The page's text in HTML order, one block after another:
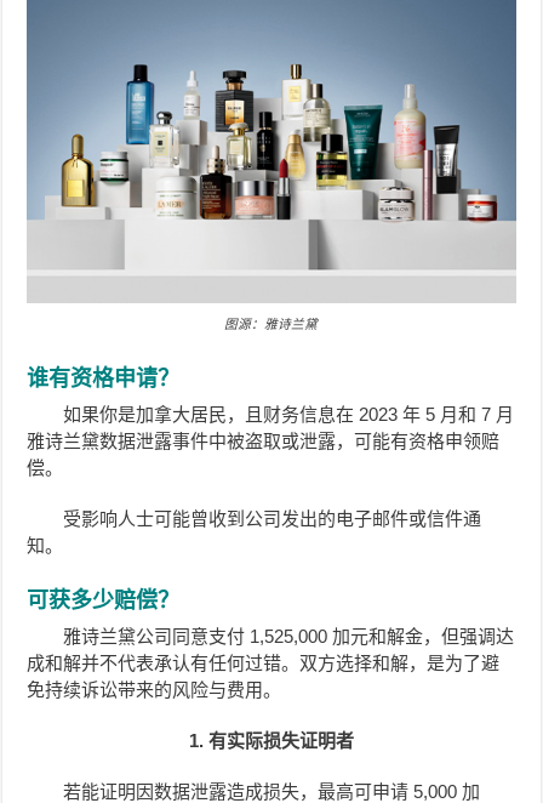
图源：雅诗兰黛
谁有资格申请？
如果你是加拿大居民，且财务信息在 2023 年 5 月和 7 月
雅诗兰黛数据泄露事件中被盗取或泄露，可能有资格申领赔
偿。
受影响人士可能曾收到公司发出的电子邮件或信件通
知。
可获多少赔偿？
雅诗兰黛公司同意支付 1,525,000 加元和解金，但强调达
成和解并不代表承认有任何过错。双方选择和解，是为了避
免持续诉讼带来的风险与费用。
1. 有实际损失证明者
若能证明因数据泄露造成损失，最高可申请 5,000 加